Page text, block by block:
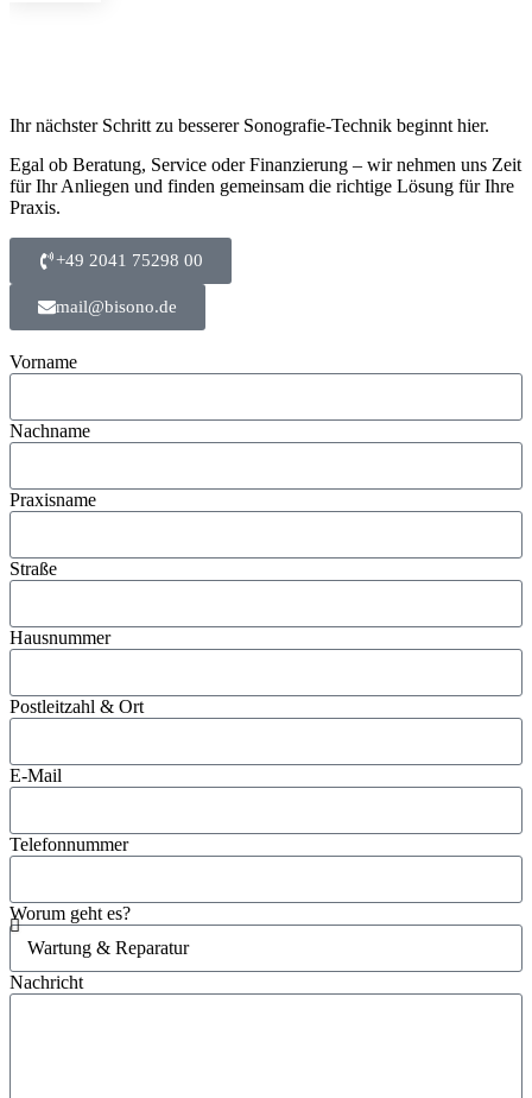
Ihr nächster Schritt zu besserer Sonografie-Technik beginnt hier.
Egal ob Beratung, Service oder Finanzierung – wir nehmen uns Zeit
für Ihr Anliegen und finden gemeinsam die richtige Lösung für Ihre
Praxis.
+49 2041 75298 00
mail@bisono.de
Vorname
Nachname
Praxisname
Straße
Hausnummer
Postleitzahl & Ort
E-Mail
Telefonnummer
Worum geht es?
Nachricht